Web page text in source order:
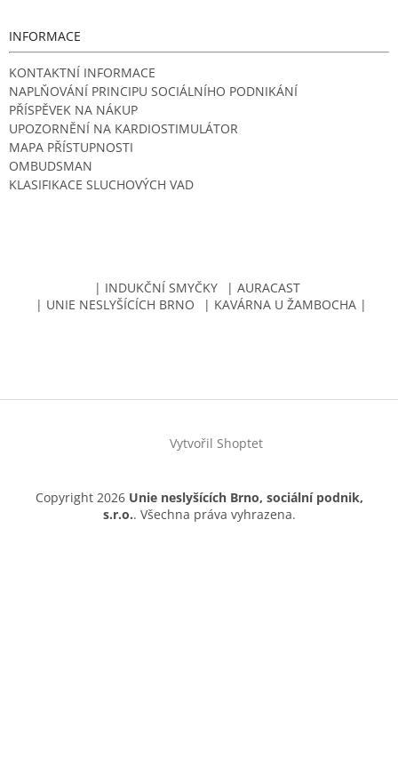
INFORMACE
KONTAKTNÍ INFORMACE
NAPLŇOVÁNÍ PRINCIPU SOCIÁLNÍHO PODNIKÁNÍ
PŘÍSPĚVEK NA NÁKUP
UPOZORNĚNÍ NA KARDIOSTIMULÁTOR
MAPA PŘÍSTUPNOSTI
OMBUDSMAN
KLASIFIKACE SLUCHOVÝCH VAD
| INDUKČNÍ SMYČKY
| AURACAST
| UNIE NESLYŠÍCÍCH BRNO
| KAVÁRNA U ŽAMBOCHA |
Vytvořil Shoptet
Copyright 2026 Unie neslyšících Brno, sociální podnik,
s.r.o.. Všechna práva vyhrazena.